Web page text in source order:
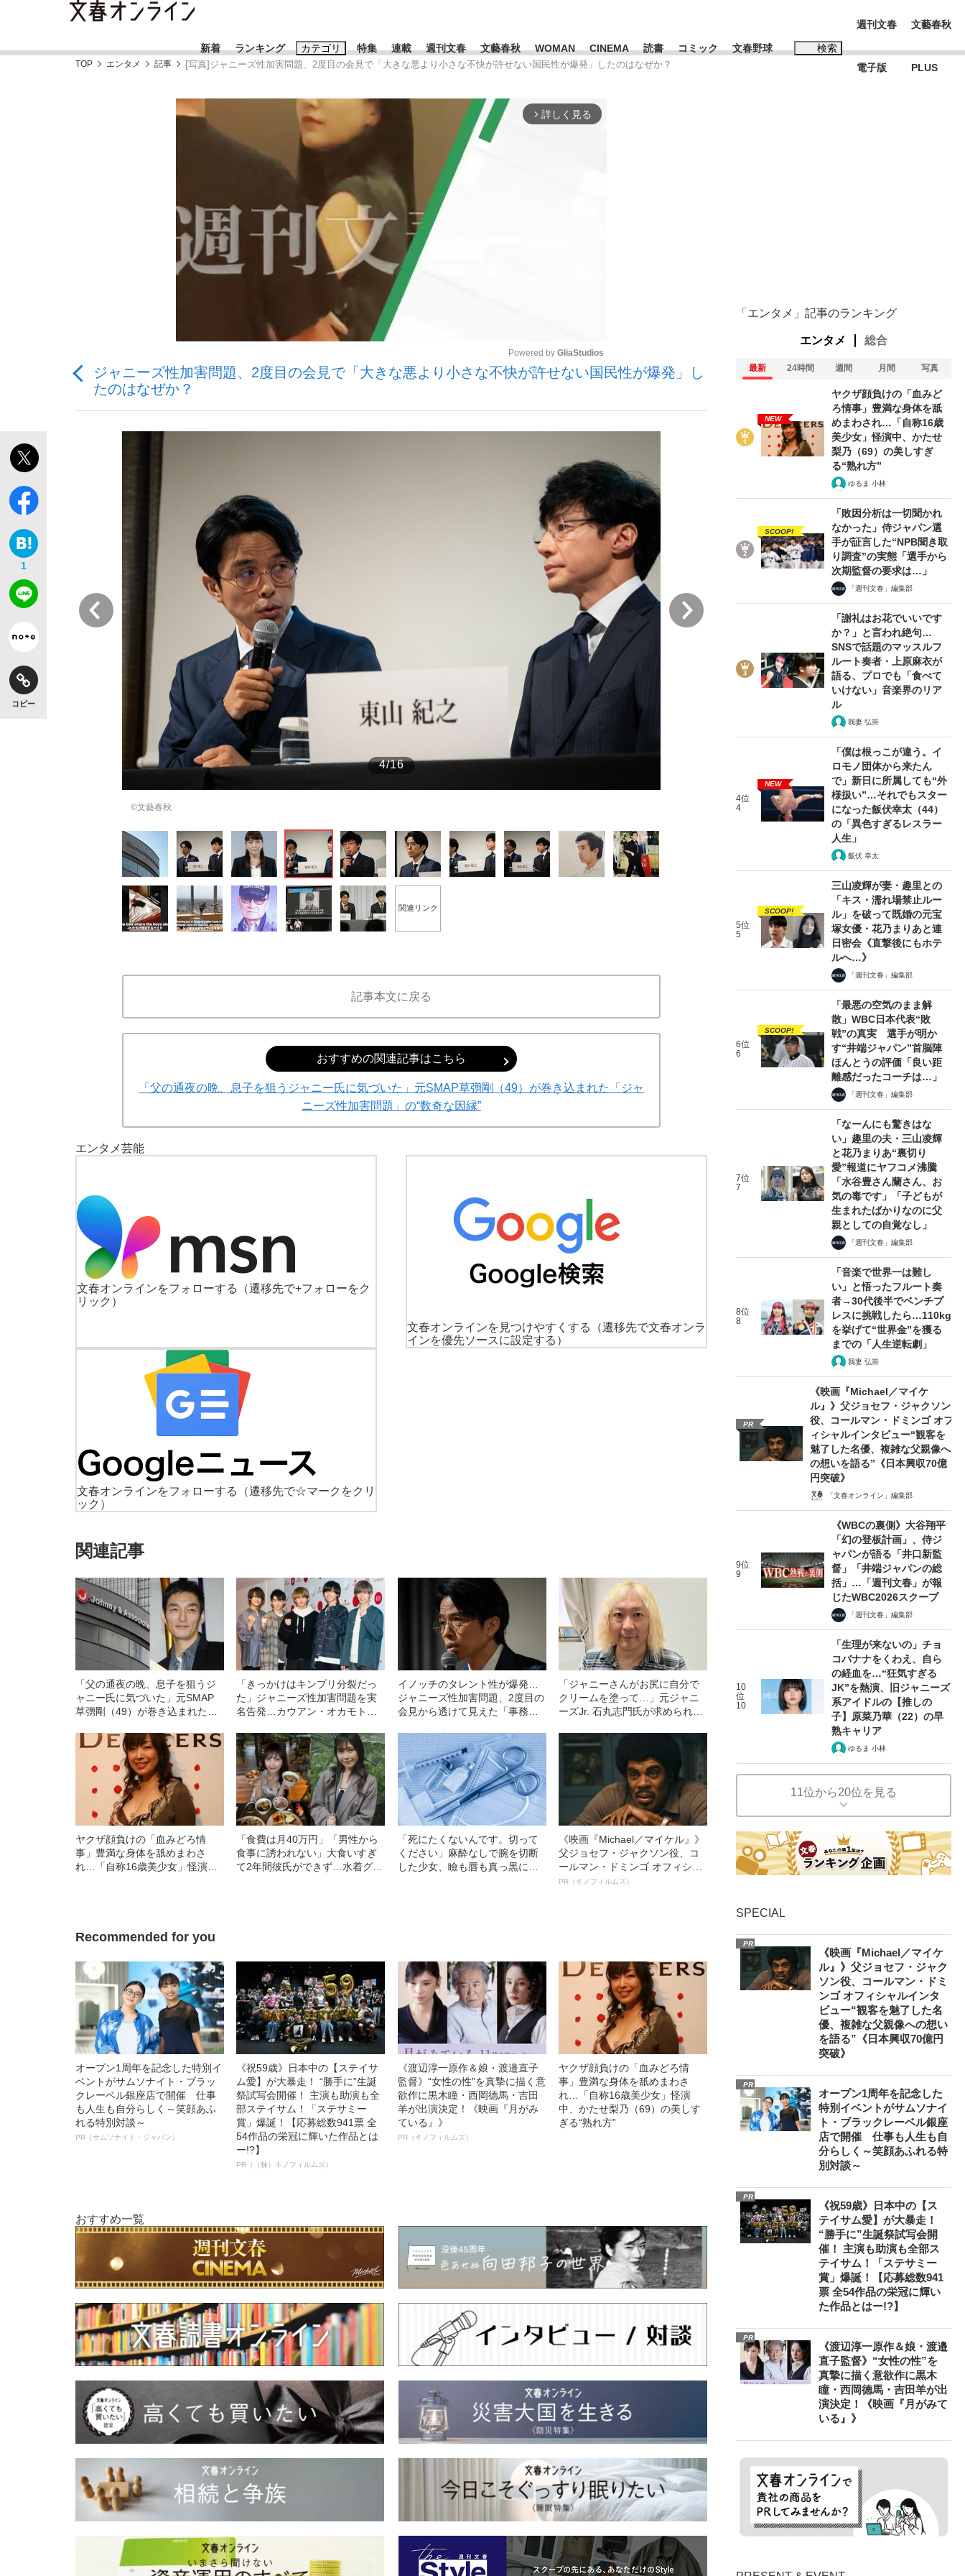
新着 ランキング カテゴリ
「90%は失敗する。でも…」本田圭佑が初めて明かした日本代表監督に...
「クマが悪者扱いされているのが悲しい」『北の国から』倉本聰氏（91...
「目標達成できなかったからと言って…」サッカー日本代表・森保一監督...
特集
終戦から81年
いまさら聞けない資産運用のすべて
the Style
連載 週刊文春 文藝春秋 WOMAN CINEMA 読書 コミック 文春野球 検索
おすすめのキーワードタグ一覧
#三山凌輝 #高市早苗 #後藤真希
#亀和田武
週刊文春
電子版
文藝春秋
PLUS
TOP エンタメ 記事 [写真]ジャニーズ性加害問題、2度目の会見で「大きな悪より小さな不快が許せない国民性が爆発」したのはなぜか？
arrow_forward_ios 詳しく見る
Powered by GliaStudios
ジャニーズ性加害問題、2度目の会見で「大きな悪より小さな不快が許せない国民性が爆発」し
たのはなぜか？
1
コピー
4/16
©文藝春秋
関連リンク
記事本文に戻る
おすすめの関連記事はこちら
「父の通夜の晩、息子を狙うジャニー氏に気づいた」元SMAP草彅剛（49）が巻き込まれた「ジャ
ニーズ性加害問題」の“数奇な因縁”
エンタメ芸能
文春オンラインをフォローする
（遷移先で+フォローをク
リック）
文春オンラインを見つけやすくする
（遷移先で文春オンラ
インを優先ソースに設定する）
文春オンラインをフォローする
（遷移先で☆マークをクリ
ック）
関連記事
「父の通夜の晩、息子を狙うジ
ャニー氏に気づいた」元SMAP
草彅剛（49）が巻き込まれた
奇な因縁”
「きっかけはキンプリ分裂だっ
た」ジャニーズ性加害問題を実
名告発…カウアン・オカモト氏
イノッチのタレント性が爆発…
ジャニーズ性加害問題、2度目の
会見から透けて見えた「事務所
「ジャニーさんがお尻に自分で
クリームを塗って…」元ジャニ
ーズJr. 石丸志門氏が求められた
ヤクザ顔負けの「血みどろ情
事」豊満な身体を舐めまわさ
れ…「自称16歳美少女」怪演
「食費は月40万円」「男性から
食事に誘われない」大食いすぎ
て2年間彼氏ができず…水着グラ
「死にたくないんです。切って
ください」麻酔なしで腕を切断
した少女、瞼も唇も真っ黒に腫
《映画『Michael／マイケル』》
父ジョセフ・ジャクソン役、コ
ールマン・ドミンゴ オフィシャ
ルインタビュー“観客を魅了した
PR（キノフィルムズ）
Recommended for you
オープン1周年を記念した特別イ
ベントがサムソナイト・ブラッ
クレーベル銀座店で開催 仕事
も人生も自分らしく～笑顔あふ
れる特別対談～
PR（サムソナイト・ジャパン）
《祝59歳》日本中の【ステイサ
ム愛】が大暴走！ “勝手に”生誕
祭試写会開催！ 主演も助演も全
部ステイサム！「ステサミー
賞」爆誕！【応募総数941票 全
54作品の栄冠に輝いた作品とは
ー!?】
PR（（株）キノフィルムズ）
《渡辺淳一原作＆娘・渡邉直子
監督》“女性の性”を真摯に描く意
欲作に黒木瞳・西岡德馬・吉田
羊が出演決定！《映画『月がみ
ている』》
PR（キノフィルムズ）
ヤクザ顔負けの「血みどろ情
事」豊満な身体を舐めまわさ
れ…「自称16歳美少女」怪演
中、かたせ梨乃（69）の美しす
ぎる“熟れ方”
おすすめ一覧
「エンタメ」記事のランキング
エンタメ 総合
最新 24時間 週間 月間 写真
NEW
ヤクザ顔負けの「血みど
ろ情事」豊満な身体を舐
めまわされ…「自称16歳
美少女」怪演中、かたせ
梨乃（69）の美しすぎ
る“熟れ方”
ゆるま 小林
SCOOP!
「敗因分析は一切聞かれ
なかった」侍ジャパン選
手が証言した“NPB聞き取
り調査”の実態「選手から
次期監督の要求は…」
「週刊文春」編集部
「謝礼はお花でいいです
か？」と言われ絶句…
SNSで話題のマッスルフ
ルート奏者・上原麻衣が
語る、プロでも「食べて
いけない」音楽界のリア
ル
我妻 弘崇
4位
4
NEW
「僕は根っこが違う。イ
ロモノ団体から来たん
で」新日に所属しても“外
様扱い”…それでもスター
になった飯伏幸太（44）
の「異色すぎるレスラー
人生」
飯伏 幸太
5位
5
SCOOP!
三山凌輝が妻・趣里との
「キス・濡れ場禁止ルー
ル」を破って既婚の元宝
塚女優・花乃まりあと連
日密会《直撃後にもホテ
ルへ…》
「週刊文春」編集部
6位
6
SCOOP!
「最悪の空気のまま解
散」WBC日本代表“敗
戦”の真実 選手が明か
す“井端ジャパン”首脳陣
ほんとうの評価「良い距
離感だったコーチは…」
「週刊文春」編集部
7位
7
「なーんにも驚きはな
い」趣里の夫・三山凌輝
と花乃まりあ“裏切り
愛”報道にヤフコメ沸騰
「水谷豊さん蘭さん、お
気の毒です」「子どもが
生まれたばかりなのに父
親としての自覚なし」
「週刊文春」編集部
8位
8
「音楽で世界一は難し
い」と悟ったフルート奏
者→30代後半でベンチプ
レスに挑戦したら…110kg
を挙げて“世界金”を獲る
までの「人生逆転劇」
我妻 弘崇
PR
《映画『Michael／マイケ
ル』》父ジョセフ・ジャクソン
役、コールマン・ドミンゴ オフ
ィシャルインタビュー“観客を
魅了した名優、複雑な父親像へ
の想いを語る”《日本興収70億
円突破》
「文春オンライン」編集部
9位
9
《WBCの裏側》大谷翔平
「幻の登板計画」、侍ジ
ャパンが語る「井口新監
督」「井端ジャパンの総
括」…「週刊文春」が報
じたWBC2026スクープ
「週刊文春」編集部
10
位
10
「生理が来ないの」チョ
コバナナをくわえ、自ら
の経血を…“狂気すぎる
JK”を熱演、旧ジャニーズ
系アイドルの【推しの
子】原菜乃華（22）の早
熟キャリア
ゆるま 小林
11位から20位を見る
SPECIAL
PR
《映画『Michael／マイケ
ル』》父ジョセフ・ジャク
ソン役、コールマン・ドミ
ンゴ オフィシャルインタ
ビュー“観客を魅了した名
優、複雑な父親像への想い
を語る”《日本興収70億円
突破》
PR
オープン1周年を記念した
特別イベントがサムソナイ
ト・ブラックレーベル銀座
店で開催 仕事も人生も自
分らしく～笑顔あふれる特
別対談～
PR
《祝59歳》日本中の【ス
テイサム愛】が大暴走！
“勝手に”生誕祭試写会開
催！ 主演も助演も全部ス
テイサム！「ステサミー
賞」爆誕！【応募総数941
票 全54作品の栄冠に輝い
た作品とはー!?】
PR
《渡辺淳一原作＆娘・渡邉
直子監督》“女性の性”を
真摯に描く意欲作に黒木
瞳・西岡德馬・吉田羊が出
演決定！《映画『月がみて
いる』》